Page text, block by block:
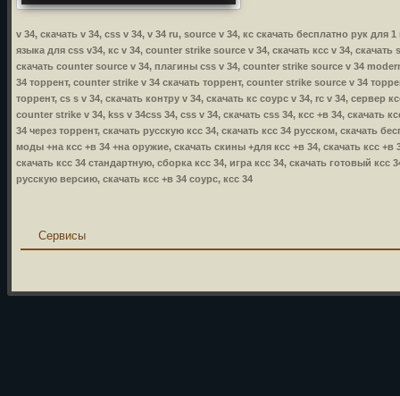
v 34, скачать v 34, css v 34, v 34 ru, source v 34, кс скачать бесплатно рук
языка для css v34, кс v 34, counter strike source v 34, скачать ксс v 34,
скачать counter source v 34, плагины css v 34, counter strike source v 34
34 торрент, counter strike v 34 скачать торрент, counter strike source v 34
торрент, cs s v 34, скачать контру v 34, скачать кс соурс v 34, rc v 34, сервер
counter strike v 34, kss v 34css 34, css v 34, скачать css 34, ксс +в 34, скачать
34 через торрент, скачать русскую ксс 34, скачать ксс 34 русском, скачать
моды +на ксс +в 34 +на оружие, скачать скины +для ксс +в 34, скачать ксс +в
скачать ксс 34 стандартную, сборка ксс 34, игра ксс 34, скачать готовый ксс
русскую версию, скачать ксс +в 34 соурс, ксс 34
Сервисы